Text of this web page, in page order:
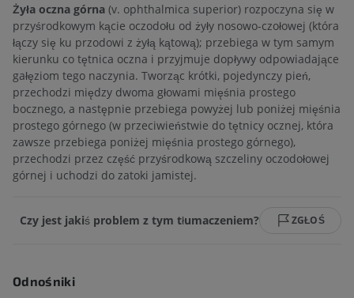
Żyła oczna górna (v. ophthalmica superior) rozpoczyna się w
przyśrodkowym kącie oczodołu od żyły nosowo-czołowej (która
łączy się ku przodowi z żyłą kątową); przebiega w tym samym
kierunku co tętnica oczna i przyjmuje dopływy odpowiadające
gałęziom tego naczynia. Tworząc krótki, pojedynczy pień,
przechodzi między dwoma głowami mięśnia prostego
bocznego, a następnie przebiega powyżej lub poniżej mięśnia
prostego górnego (w przeciwieństwie do tętnicy ocznej, która
zawsze przebiega poniżej mięśnia prostego górnego),
przechodzi przez część przyśrodkową szczeliny oczodołowej
górnej i uchodzi do zatoki jamistej.
Czy jest jakiś problem z tym tłumaczeniem? ZGŁOŚ
Odnośniki